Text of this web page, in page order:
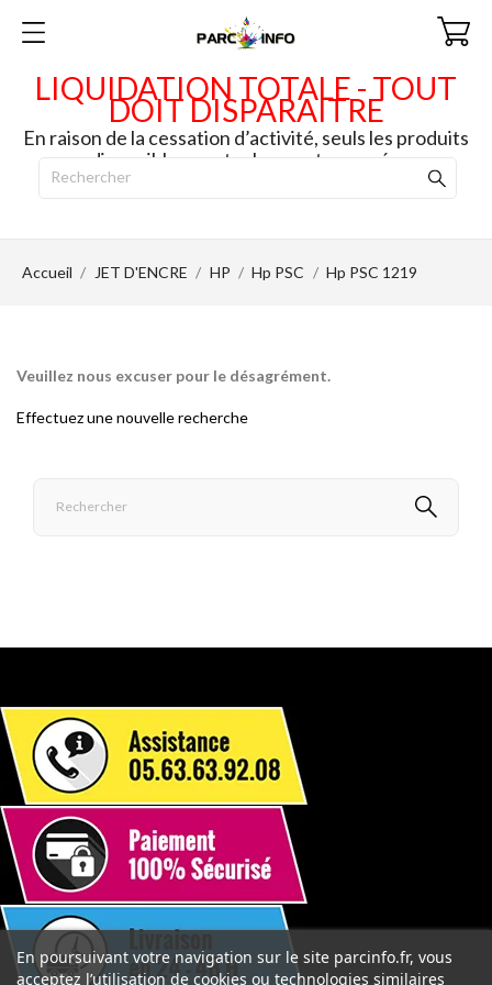
LIQUIDATION TOTALE - TOUT
DOIT DISPARAITRE
En raison de la cessation d’activité, seuls les produits
disponibles en stock seront envoyés.
Accueil JET D'ENCRE HP Hp PSC Hp PSC 1219
Veuillez nous excuser pour le désagrément.
Effectuez une nouvelle recherche
En poursuivant votre navigation sur le site parcinfo.fr, vous
acceptez l’utilisation de cookies ou technologies similaires